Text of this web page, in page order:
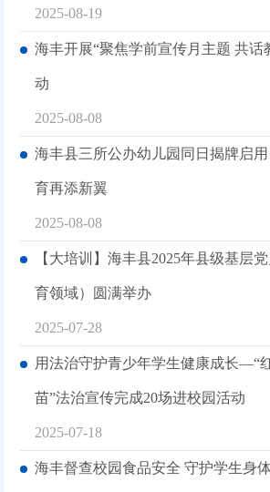
2025-08-19
海丰开展“聚焦学前宣传月主题 共话
动
2025-08-08
海丰县三所公办幼儿园同日揭牌启
育再添新翼
2025-08-08
【大培训】海丰县2025年县级基层
育领域）圆满举办
2025-07-28
用法治守护青少年学生健康成长—“
苗”法治宣传完成20场进校园活动
2025-07-18
海丰督查校园食品安全 守护学生身